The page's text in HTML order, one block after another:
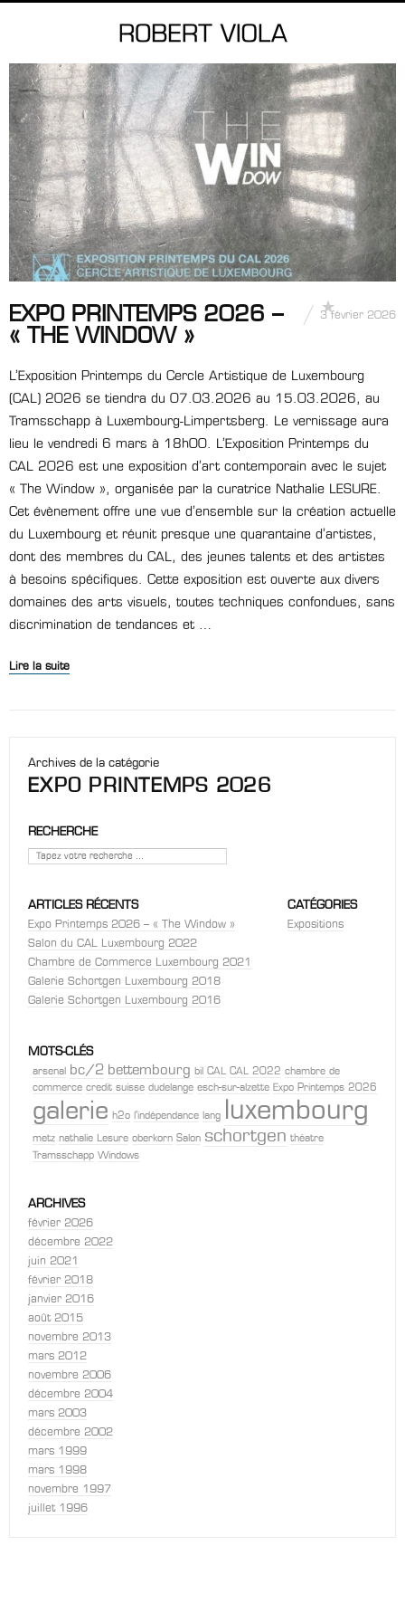
EXPO PRINTEMPS 2026 –
« THE WINDOW »
3 février 2026
L’Exposition Printemps du Cercle Artistique de Luxembourg
(CAL) 2026 se tiendra du 07.03.2026 au 15.03.2026, au
Tramsschapp à Luxembourg-Limpertsberg. Le vernissage aura
lieu le vendredi 6 mars à 18h00. L’Exposition Printemps du
CAL 2026 est une exposition d’art contemporain avec le sujet
« The Window », organisée par la curatrice Nathalie LESURE.
Cet évènement offre une vue d’ensemble sur la création actuelle
du Luxembourg et réunit presque une quarantaine d’artistes,
dont des membres du CAL, des jeunes talents et des artistes
à besoins spécifiques. Cette exposition est ouverte aux divers
domaines des arts visuels, toutes techniques confondues, sans
discrimination de tendances et …
Lire la suite
Archives de la catégorie
EXPO PRINTEMPS 2026
RECHERCHE
Rechercher
ARTICLES RÉCENTS
Expo Printemps 2026 – « The Window »
Salon du CAL Luxembourg 2022
Chambre de Commerce Luxembourg 2021
Galerie Schortgen Luxembourg 2018
Galerie Schortgen Luxembourg 2016
CATÉGORIES
Expositions
MOTS-CLÉS
arsenal bc/2 bettembourg bil CAL CAL 2022 chambre de
commerce credit suisse dudelange esch-sur-alzette Expo Printemps 2026
galerie h2o l'indépendance lang luxembourg
metz nathalie Lesure oberkorn Salon schortgen théatre
Tramsschapp Windows
ARCHIVES
février 2026
décembre 2022
juin 2021
février 2018
janvier 2016
août 2015
novembre 2013
mars 2012
novembre 2006
décembre 2004
mars 2003
décembre 2002
mars 1999
mars 1998
novembre 1997
juillet 1996